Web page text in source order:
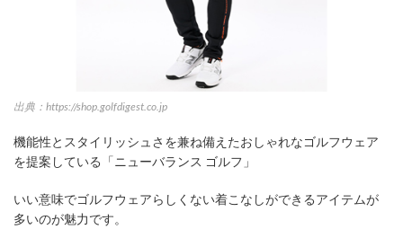
出典：https://shop.golfdigest.co.jp
機能性とスタイリッシュさを兼ね備えたおしゃれなゴルフウェア
を提案している「ニューバランス ゴルフ」
いい意味でゴルフウェアらしくない着こなしができるアイテムが
多いのが魅力です。